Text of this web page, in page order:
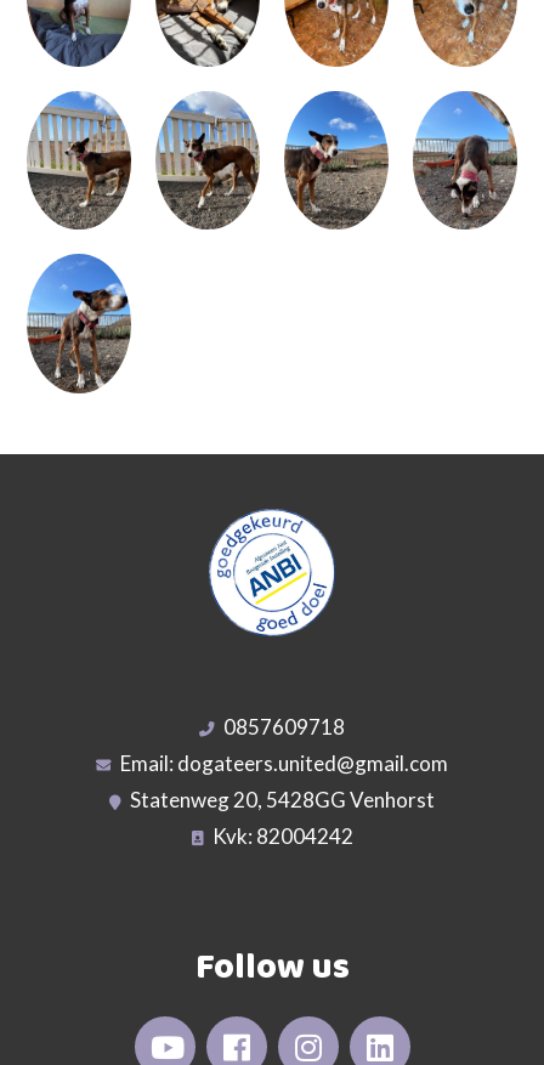
0857609718
Email: dogateers.united@gmail.com
Statenweg 20, 5428GG Venhorst
Kvk: 82004242
Follow us